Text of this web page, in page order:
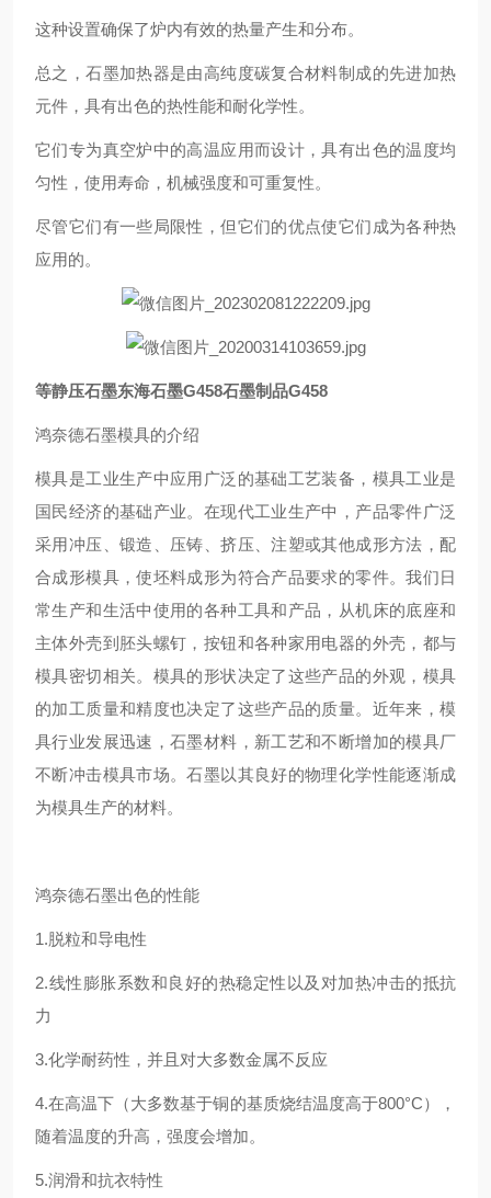
这种设置确保了炉内有效的热量产生和分布。
总之，石墨加热器是由高纯度碳复合材料制成的先进加热
元件，具有出色的热性能和耐化学性。
它们专为真空炉中的高温应用而设计，具有出色的温度均
匀性，使用寿命，机械强度和可重复性。
尽管它们有一些局限性，但它们的优点使它们成为各种热
应用的。
等静压石墨东海石墨G458石墨制品G458
鸿奈德石墨模具的介绍
模具是工业生产中应用广泛的基础工艺装备，模具工业是
国民经济的基础产业。在现代工业生产中，产品零件广泛
采用冲压、锻造、压铸、挤压、注塑或其他成形方法，配
合成形模具，使坯料成形为符合产品要求的零件。我们日
常生产和生活中使用的各种工具和产品，从机床的底座和
主体外壳到胚头螺钉，按钮和各种家用电器的外壳，都与
模具密切相关。模具的形状决定了这些产品的外观，模具
的加工质量和精度也决定了这些产品的质量。近年来，模
具行业发展迅速，石墨材料，新工艺和不断增加的模具厂
不断冲击模具市场。石墨以其良好的物理化学性能逐渐成
为模具生产的材料。
鸿奈德石墨出色的性能
1.脱粒和导电性
2.线性膨胀系数和良好的热稳定性以及对加热冲击的抵抗
力
3.化学耐药性，并且对大多数金属不反应
4.在高温下（大多数基于铜的基质烧结温度高于800°C），
随着温度的升高，强度会增加。
5.润滑和抗衣特性